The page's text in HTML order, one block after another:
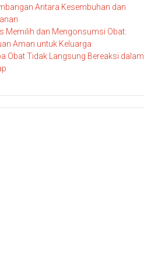
Antara Kesembuhan dan
Memilih dan Mengonsumsi Obat:
Aman untuk Keluarga
Obat Tidak Langsung Bereaksi dalam